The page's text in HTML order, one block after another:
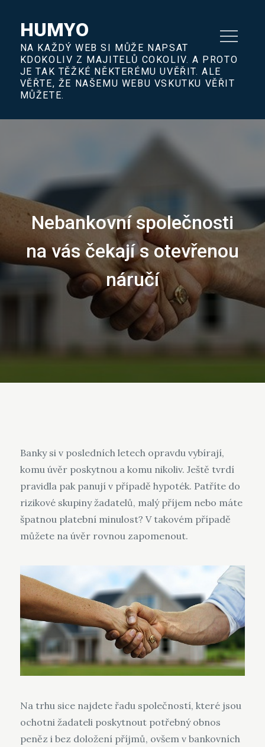
contentHUMYO
NA KAŽDÝ WEB SI MŮŽE NAPSAT
KDOKOLIV Z MAJITELŮ COKOLIV. A PROTO
JE TAK TĚŽKÉ NĚKTERÉMU UVĚŘIT. ALE
VĚŘTE, ŽE NAŠEMU WEBU VSKUTKU VĚŘIT
MŮŽETE.
Nebankovní společnosti
na vás čekají s otevřenou
náručí
Banky si v posledních letech opravdu vybírají,
komu úvěr poskytnou a komu nikoliv. Ještě tvrdí
pravidla pak panují v případě hypoték. Patříte do
rizikové skupiny žadatelů, malý příjem nebo máte
špatnou platební minulost? V takovém případě
můžete na úvěr rovnou zapomenout.
Na trhu sice najdete řadu společností, které jsou
ochotni žadateli poskytnout potřebný obnos
peněz i bez doložení příjmů, ovšem v bankovních